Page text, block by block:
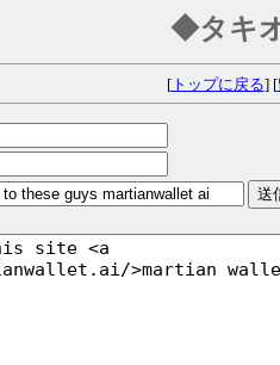
◆タキ
[トップに戻る] [